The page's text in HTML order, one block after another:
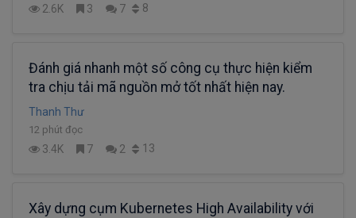
2.6K 3 7 8
Đánh giá nhanh một số công cụ thực hiện kiểm
tra chịu tải mã nguồn mở tốt nhất hiện nay.
Thanh Thư
12 phút đọc
3.4K 7 2 13
Xây dựng cụm Kubernetes High Availability với